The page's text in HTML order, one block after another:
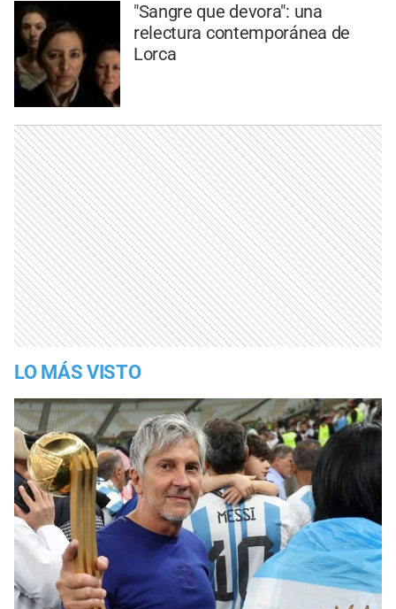
"Sangre que devora": una
relectura contemporánea de
Lorca
LO MÁS VISTO